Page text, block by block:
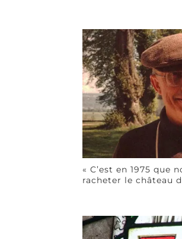
« C’est en 1975 que
racheter le château